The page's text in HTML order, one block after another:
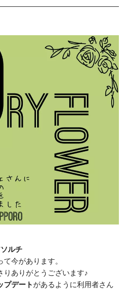
ルチ
今があります。
りありがとうございます♪
プデート があるように利用者さん